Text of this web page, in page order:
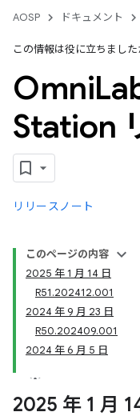
AOSP ドキュメント
この情報は役に立ちました
Omni
Station
リリースノート
このページの内容
2025 年 1 月 14 日
R51.202412.001
2024 年 9 月 23 日
R50.202409.001
2024 年 6 月 5 日
2025 年 1 月